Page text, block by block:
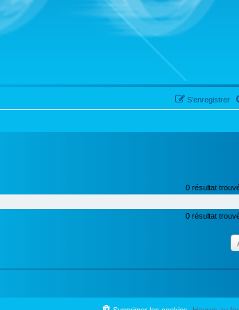
S’enregistrer
0 résultat
0 résultat